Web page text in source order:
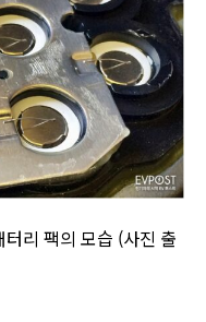
리 팩의 모습 (사진 출